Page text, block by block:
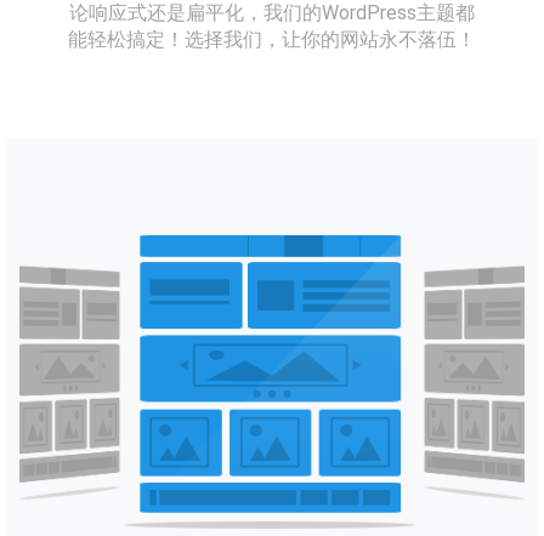
论响应式还是扁平化，我们的WordPress主题都
能轻松搞定！选择我们，让你的网站永不落伍！